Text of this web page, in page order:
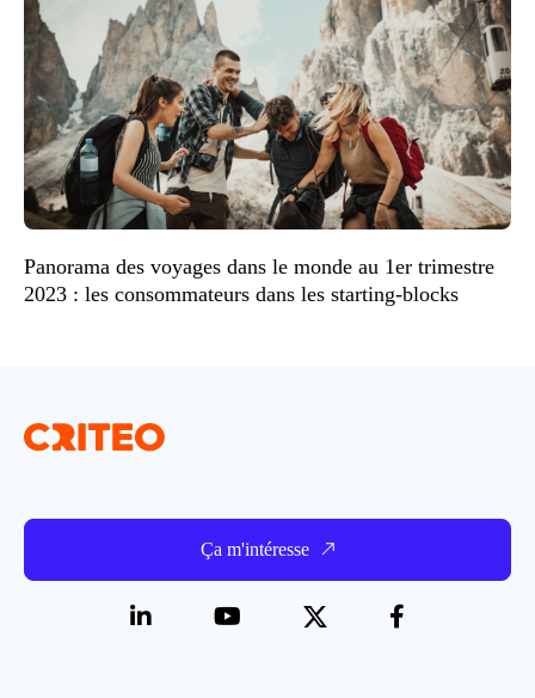
Panorama des voyages dans le monde au 1er trimestre
2023 : les consommateurs dans les starting-blocks
Ça m'intéresse